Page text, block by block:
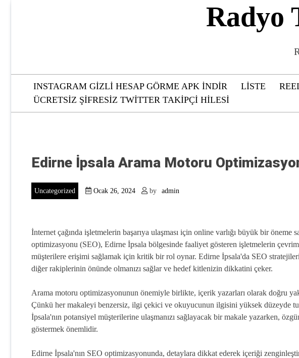
Radyo
INSTAGRAM GIZLI HESAP GÖRME APK İNDIR LISTE
ÜCRETSIZ ŞIFRESIZ TWITTER TAKIPÇI HILESI
Edirne İpsala Arama Motoru
Uncategorized Ocak 26, 2024 by admin
İnternet çağında işletmelerin başarıya ulaşması için online varlığı büyük bir öneme
optimizasyonu (SEO), Edirne İpsala bölgesinde faaliyet gösteren işletmelerin
müşterilere erişimi sağlamak için kritik bir rol oynar. Edirne İpsala'da SEO
diğer rakiplerinin önünde olmanızı sağlar ve hedef kitlenizin dikkatini çeker.
Arama motoru optimizasyonunun önemiyle birlikte, içerik yazarları olarak doğru
Çünkü her makaleyi benzersiz, ilgi çekici ve okuyucunun ilgisini yüksek düzeyde
İpsala'nın potansiyel müşterilerine ulaşmanızı sağlayacak bir makale yazarken,
göstermek önemlidir.
Edirne İpsala'nın SEO optimizasyonunda, detaylara dikkat ederek içeriği